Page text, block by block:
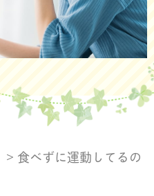
> 食べずに運動してるの